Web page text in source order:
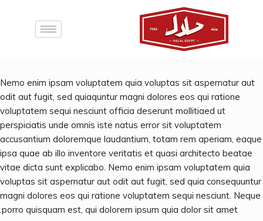
Nemo enim ipsam voluptatem quia voluptas sit aspernatur aut
odit aut fugit, sed quiaquntur magni dolores eos qui ratione
voluptatem sequi nesciunt officia deserunt mollitiaed ut
perspiciatis unde omnis iste natus error sit voluptatem
accusantium doloremque laudantium, totam rem aperiam, eaque
ipsa quae ab illo inventore veritatis et quasi architecto beatae
vitae dicta sunt explicabo. Nemo enim ipsam voluptatem quia
voluptas sit aspernatur aut odit aut fugit, sed quia consequuntur
magni dolores eos qui ratione voluptatem sequi nesciunt. Neque
porro quisquam est, qui dolorem ipsum quia dolor sit amet.